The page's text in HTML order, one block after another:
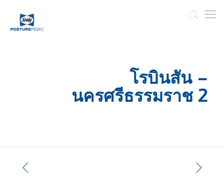
โรบินสัน –
นครศรีธรรมราช 2